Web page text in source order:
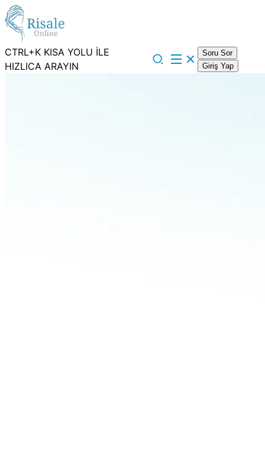
CTRL+K KISA YOLU İLE
HIZLICA ARAYIN
Soru Sor
Giriş Yap